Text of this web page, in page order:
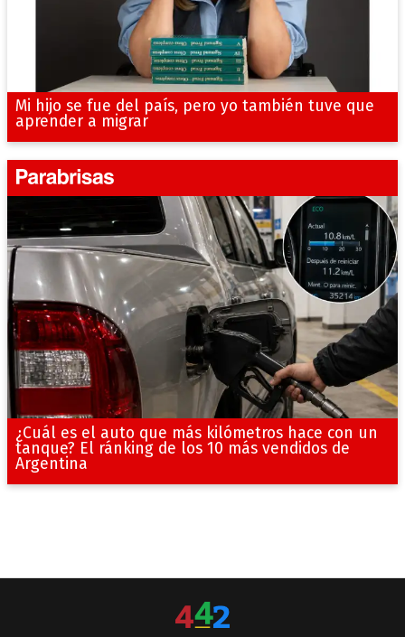
Mi hijo se fue del país, pero yo también tuve que
aprender a migrar
¿Cuál es el auto que más kilómetros hace con un
tanque? El ránking de los 10 más vendidos de
Argentina